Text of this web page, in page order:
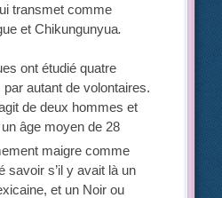
transmet comme
et Chikungunyua.
ont étudié quatre
autant de volontaires.
de deux hommes et
âge moyen de 28
maigre comme
savoir s’il y avait là un
et un Noir ou